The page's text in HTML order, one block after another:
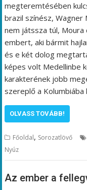
megteremtésében
brazil színész, Wagner
nem játssza túl,
embert, aki bármit
és e két dolog
képes volt Medellinbe
karakterének jobb
szereplő a
OLVASS TOVÁBB!
Főoldal, Sorozatlövő
Nyúz
Az ember a